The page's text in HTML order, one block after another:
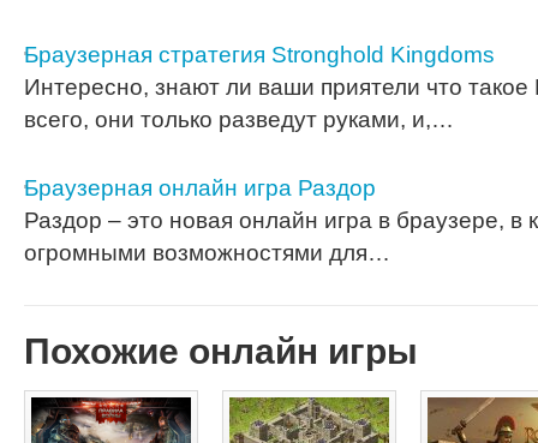
Браузерная стратегия Stronghold Kingdoms
Интересно, знают ли ваши приятели что
всего, они только разведут руками, и,…
Браузерная онлайн игра Раздор
Раздор – это новая онлайн игра в браузере, в
огромными возможностями для…
Похожие онлайн игры